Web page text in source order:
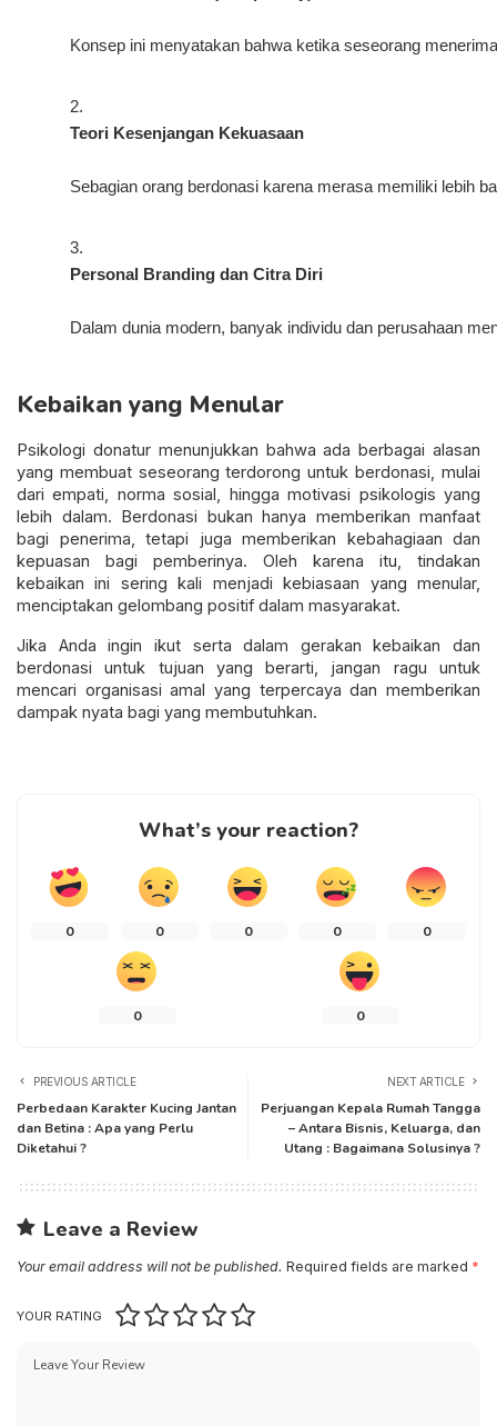
Konsep ini menyatakan bahwa ketika seseorang
Teori Kesenjangan Kekuasaan
Sebagian orang berdonasi karena merasa memiliki lebih
Personal Branding dan Citra Diri
Dalam dunia modern, banyak individu dan perusahaan
Kebaikan yang Menular
Psikologi donatur menunjukkan bahwa ada berbagai alasan
yang membuat seseorang terdorong untuk berdonasi, mulai
dari empati, norma sosial, hingga motivasi psikologis yang
lebih dalam. Berdonasi bukan hanya memberikan manfaat
bagi penerima, tetapi juga memberikan kebahagiaan dan
kepuasan bagi pemberinya. Oleh karena itu, tindakan
kebaikan ini sering kali menjadi kebiasaan yang menular,
menciptakan gelombang positif dalam masyarakat.
Jika Anda ingin ikut serta dalam gerakan kebaikan dan
berdonasi untuk tujuan yang berarti, jangan ragu untuk
mencari organisasi amal yang terpercaya dan memberikan
dampak nyata bagi yang membutuhkan.
What’s your reaction?
0 0 0 0 0
0 0
PREVIOUS ARTICLE
Perbedaan Karakter Kucing Jantan
dan Betina : Apa yang Perlu
Diketahui ?
NEXT ARTICLE
Perjuangan Kepala Rumah Tangga
– Antara Bisnis, Keluarga, dan
Utang : Bagaimana Solusinya ?
Leave a Review
Your email address will not be published. Required fields are marked *
YOUR RATING